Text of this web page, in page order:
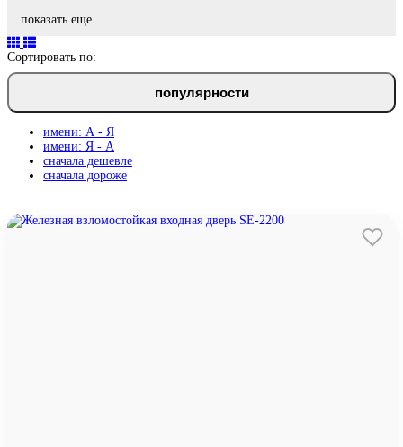
показать еще
Сортировать по:
популярности
имени: А - Я
имени: Я - А
сначала дешевле
сначала дороже